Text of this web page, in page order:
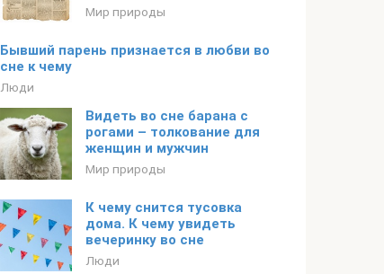
Мир природы
Бывший парень признается в любви во
сне к чему
Люди
Видеть во сне барана с
рогами – толкование для
женщин и мужчин
Мир природы
К чему снится тусовка
дома. К чему увидеть
вечеринку во сне
Люди